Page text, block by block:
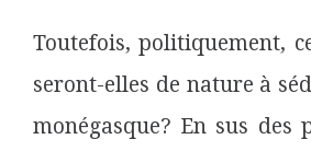
Toutefois, politiquement,
seront-elles de nature à
monégasque? En sus des